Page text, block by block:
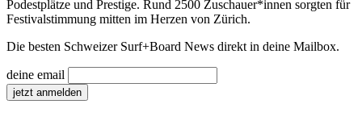
Podestplätze und Prestige. Rund 2500 Zuschauer*innen sorgten für
Festivalstimmung mitten im Herzen von Zürich.
Die besten Schweizer Surf+Board News direkt in deine Mailbox.
deine email